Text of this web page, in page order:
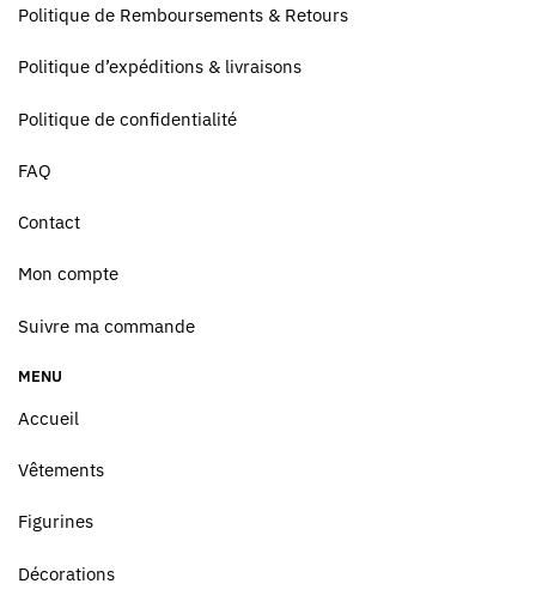
Politique de Remboursements & Retours
Politique d’expéditions & livraisons
Politique de confidentialité
FAQ
Contact
Mon compte
Suivre ma commande
MENU
Accueil
Vêtements
Figurines
Décorations